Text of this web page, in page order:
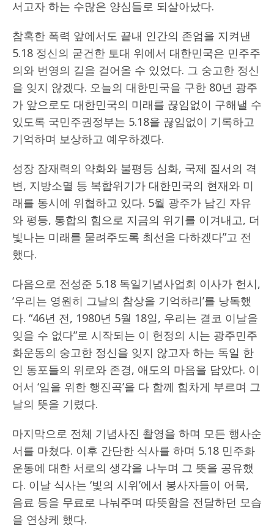
서고자 하는 수많은 양심들로 되살아났다.
참혹한 폭력 앞에서도 끝내 인간의 존엄을 지켜낸
5.18 정신의 굳건한 토대 위에서 대한민국은 민주주
의와 번영의 길을 걸어올 수 있었다. 그 숭고한 정신
을 잊지 않겠다. 오늘의 대한민국을 구한 80년 광주
가 앞으로도 대한민국의 미래를 끊임없이 구해낼 수
있도록 국민주권정부는 5.18을 끊임없이 기록하고
기억하며 보상하고 예우하겠다.
성장 잠재력의 약화와 불평등 심화, 국제 질서의 격
변, 지방소멸 등 복합위기가 대한민국의 현재와 미
래를 동시에 위협하고 있다. 5월 광주가 남긴 자유
와 평등, 통합의 힘으로 지금의 위기를 이겨내고, 더
빛나는 미래를 물려주도록 최선을 다하겠다”고 전
했다.
다음으로 전성준 5.18 독일기념사업회 이사가 헌시,
‘우리는 영원히 그날의 참상을 기억하리’를 낭독했
다. “46년 전, 1980년 5월 18일, 우리는 결코 이날을
잊을 수 없다”로 시작되는 이 헌정의 시는 광주민주
화운동의 숭고한 정신을 잊지 않고자 하는 독일 한
인 동포들의 위로와 존경, 애도의 마음을 담았다. 이
어서 ‘임을 위한 행진곡’을 다 함께 힘차게 부르며 그
날의 뜻을 기렸다.
마지막으로 전체 기념사진 촬영을 하며 모든 행사순
서를 마쳤다. 이후 간단한 식사를 하며 5.18 민주화
운동에 대한 서로의 생각을 나누며 그 뜻을 공유했
다. 이날 식사는 ‘빛의 시위’에서 봉사자들이 어묵,
음료 등을 무료로 나눠주며 따뜻함을 전달하던 모습
을 연상케 했다.